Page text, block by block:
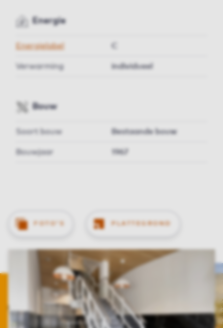
Energie
Energielabel
Verwarming individueel
Bouw
Soort bouw Bestaande bouw
Bouwjaar 1967
PLATTEGROND